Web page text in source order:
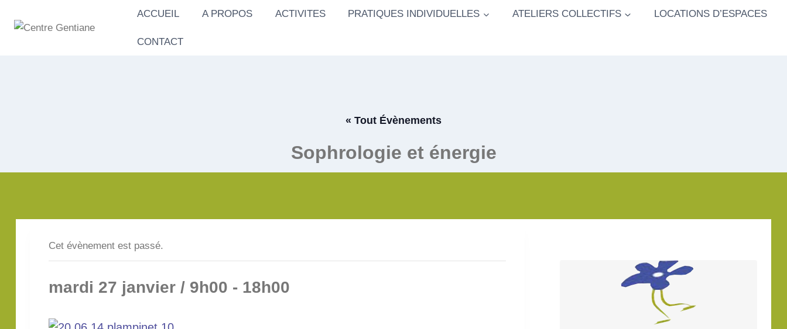
ACCUEIL A PROPOS ACTIVITES PRATIQUES INDIVIDUELLES ATELIERS COLLECTIFS LOCATIONS D’ESPACES
CONTACT
« Tout Évènements
Sophrologie et énergie
Cet évènement est passé.
mardi 27 janvier / 9h00 - 18h00